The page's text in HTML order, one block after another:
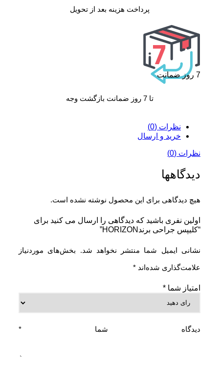
پرداخت هزینه بعد از تحویل
7 روز ضمانت
تا 7 روز ضمانت بازگشت وجه
نظرات (0)
خرید و ارسال
نظرات (0)
دیدگاهها
هیچ دیدگاهی برای این محصول نوشته نشده است.
اولین نفری باشید که دیدگاهی را ارسال می کنید برای
“کلیپس جراحی برندHORIZON”
نشانی ایمیل شما منتشر نخواهد شد. بخش‌های موردنیاز
علامت‌گذاری شده‌اند *
امتیاز شما *
دیدگاه شما *